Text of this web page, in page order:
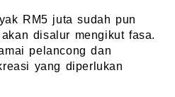
RM5 juta sudah pun
disalur mengikut fasa.
pelancong dan
yang diperlukan